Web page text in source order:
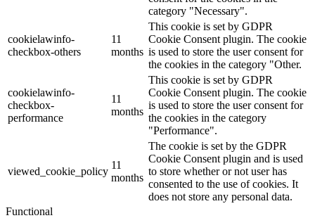
category "Necessary".
cookielawinfo-
checkbox-others
11
months
This cookie is set by GDPR
Cookie Consent plugin. The cookie
is used to store the user consent for
the cookies in the category "Other.
cookielawinfo-
checkbox-
performance
11
months
This cookie is set by GDPR
Cookie Consent plugin. The cookie
is used to store the user consent for
the cookies in the category
"Performance".
viewed_cookie_policy
11
months
The cookie is set by the GDPR
Cookie Consent plugin and is used
to store whether or not user has
consented to the use of cookies. It
does not store any personal data.
Functional